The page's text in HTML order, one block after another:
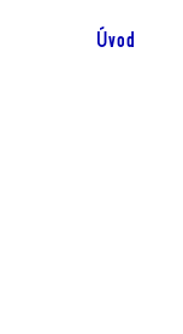
Úvod